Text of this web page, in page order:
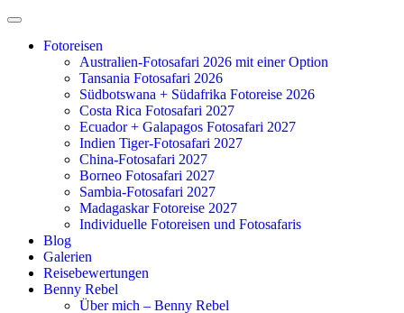
Zum
springenFotoreisen
Australien-Fotosafari 2026 mit einer Option
Tansania Fotosafari 2026
Südbotswana + Südafrika Fotoreise 2026
Costa Rica Fotosafari 2027
Ecuador + Galapagos Fotosafari 2027
Indien Tiger-Fotosafari 2027
China-Fotosafari 2027
Borneo Fotosafari 2027
Sambia-Fotosafari 2027
Madagaskar Fotoreise 2027
Individuelle Fotoreisen und Fotosafaris
Blog
Galerien
Reisebewertungen
Benny Rebel
Über mich – Benny Rebel